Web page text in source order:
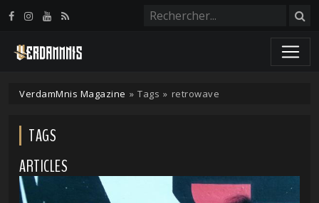
VerdamMnis Magazine » Tags » retrowave
TAGS
ARTICLES
Panneau de gestion des cookies